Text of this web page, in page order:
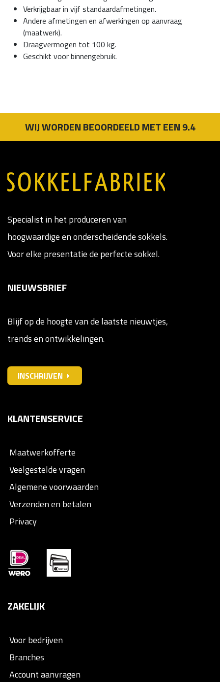
Verkrijgbaar in vijf standaardafmetingen.
Andere afmetingen en afwerkingen op aanvraag
(maatwerk).
Draagvermogen tot 100 kg.
Geschikt voor binnengebruik.
WIJ WORDEN BEOORDEELD MET EEN 9.4
Specialist in het produceren van
hoogwaardige en onderscheidende sokkels.
Voor elke presentatie de perfecte sokkel.
NIEUWSBRIEF
Blijf op de hoogte van de laatste nieuwtjes,
trends en ontwikkelingen.
INSCHRIJVEN
KLANTENSERVICE
Maatwerkofferte
Veelgestelde vragen
Algemene voorwaarden
Verzenden en betalen
Privacy
ZAKELIJK
Voor bedrijven
Branches
Account aanvragen